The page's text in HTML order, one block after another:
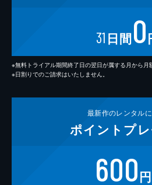
31 日間0
※無料トライアル期間終了日の翌日が属する月から月
※日割りでのご請求はいたしません。
最新作のレンタル
ポイント プ
600